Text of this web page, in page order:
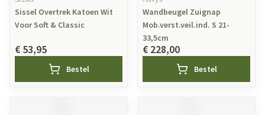
Sissel Overtrek Katoen Wit
Voor Soft & Classic
€ 53,95
Bestel
Wandbeugel Zuignap
Mob.verst.veil.ind. S 21-
33,5cm
€ 228,00
Bestel